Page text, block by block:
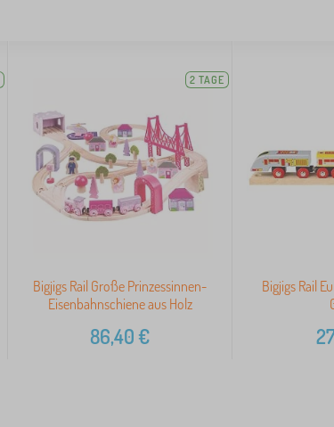
2 TAGE
Bigjigs Rail Große Prinzessinnen-
Eisenbahnschiene aus Holz
86,40€
Bigjigs Rail